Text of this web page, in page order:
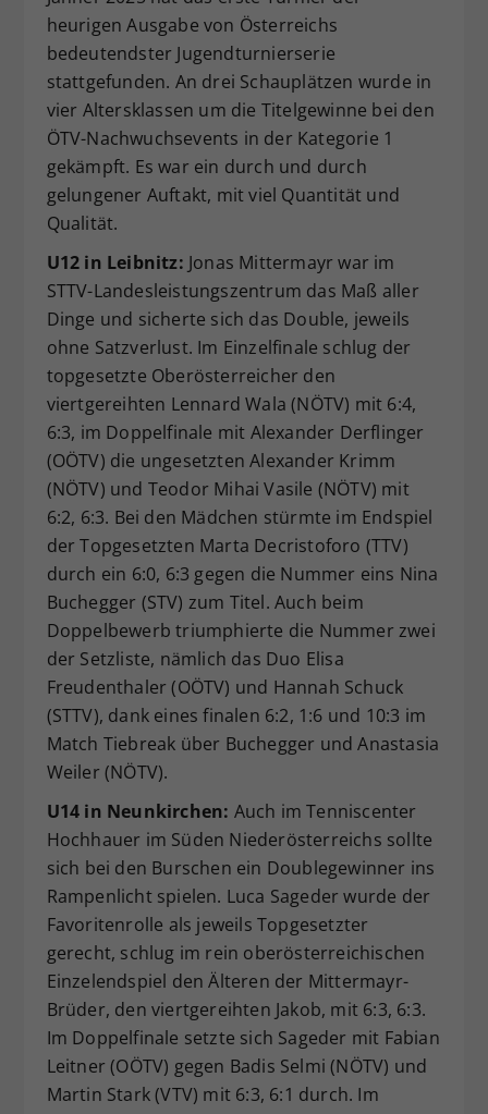
heurigen Ausgabe von Österreichs
bedeutendster Jugendturnierserie
stattgefunden. An drei Schauplätzen wurde in
vier Altersklassen um die Titelgewinne bei den
ÖTV-Nachwuchsevents in der Kategorie 1
gekämpft. Es war ein durch und durch
gelungener Auftakt, mit viel Quantität und
Qualität.
U12 in Leibnitz: Jonas Mittermayr war im
STTV-Landesleistungszentrum das Maß aller
Dinge und sicherte sich das Double, jeweils
ohne Satzverlust. Im Einzelfinale schlug der
topgesetzte Oberösterreicher den
viertgereihten Lennard Wala (NÖTV) mit 6:4,
6:3, im Doppelfinale mit Alexander Derflinger
(OÖTV) die ungesetzten Alexander Krimm
(NÖTV) und Teodor Mihai Vasile (NÖTV) mit
6:2, 6:3. Bei den Mädchen stürmte im Endspiel
der Topgesetzten Marta Decristoforo (TTV)
durch ein 6:0, 6:3 gegen die Nummer eins Nina
Buchegger (STV) zum Titel. Auch beim
Doppelbewerb triumphierte die Nummer zwei
der Setzliste, nämlich das Duo Elisa
Freudenthaler (OÖTV) und Hannah Schuck
(STTV), dank eines finalen 6:2, 1:6 und 10:3 im
Match Tiebreak über Buchegger und Anastasia
Weiler (NÖTV).
U14 in Neunkirchen: Auch im Tenniscenter
Hochhauer im Süden Niederösterreichs sollte
sich bei den Burschen ein Doublegewinner ins
Rampenlicht spielen. Luca Sageder wurde der
Favoritenrolle als jeweils Topgesetzter
gerecht, schlug im rein oberösterreichischen
Einzelendspiel den Älteren der Mittermayr-
Brüder, den viertgereihten Jakob, mit 6:3, 6:3.
Im Doppelfinale setzte sich Sageder mit Fabian
Leitner (OÖTV) gegen Badis Selmi (NÖTV) und
Martin Stark (VTV) mit 6:3, 6:1 durch. Im
Zweck
Dieser Wert speichert Ihre Consent-
Einstellungen. Unter anderem eine
zufällig generierte ID, für die
historische Speicherung Ihrer
vorgenommen Einstellungen, falls der
Webseiten-Betreiber dies eingestellt
hat.